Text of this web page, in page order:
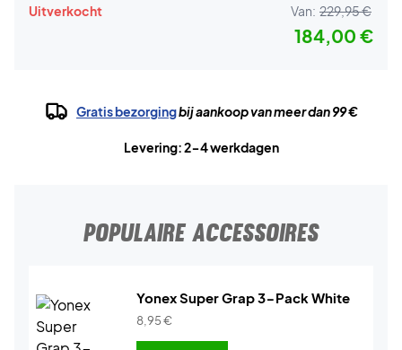
Uitverkocht Van: 229,95 €
184,00 €
Gratis bezorgingbij aankoop van meer dan 99 €
Levering: 2-4 werkdagen
POPULAIRE ACCESSOIRES
Yonex Super Grap 3-Pack White
8,95€